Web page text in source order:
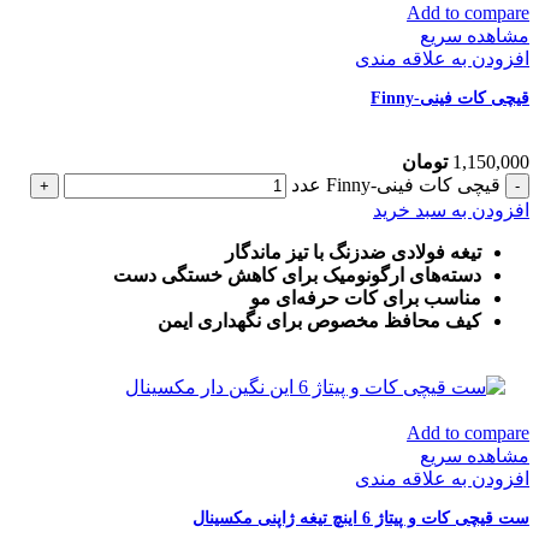
Add to compare
مشاهده سریع
افزودن به علاقه مندی
قیچی کات فینی-Finny
1,150,000 تومان
قیچی کات فینی-Finny عدد
افزودن به سبد خرید
تیغه فولادی ضدزنگ با تیز ماندگار
دسته‌های ارگونومیک برای کاهش خستگی دست
مناسب برای کات حرفه‌ای مو
کیف محافظ مخصوص برای نگهداری ایمن
Add to compare
مشاهده سریع
افزودن به علاقه مندی
ست قیچی کات و پیتاژ 6 اینچ تیغه ژاپنی مکسینال